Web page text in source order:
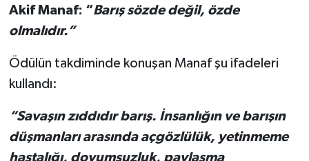
Akif Manaf: “Barış sözde değil, özde
olmalıdır.”
Ödülün takdiminde konuşan Manaf şu ifadeleri
kullandı:
“Savaşın zıddıdır barış. İnsanlığın ve barışın
düşmanları arasında açgözlülük, yetinmeme
hastalığı, doyumsuzluk, paylaşma